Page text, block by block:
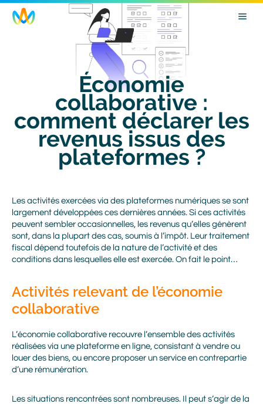
Skip
Image
Économie
collaborative :
comment déclarer les
revenus issus des
plateformes ?
Body
Les activités exercées via des plateformes numériques se sont
largement développées ces dernières années. Si ces activités
peuvent sembler occasionnelles, les revenus qu’elles génèrent
sont, dans la plupart des cas, soumis à l’impôt. Leur traitement
fiscal dépend toutefois de la nature de l’activité et des
conditions dans lesquelles elle est exercée. On fait le point…
Activités relevant de l’économie
collaborative
L’économie collaborative recouvre l’ensemble des activités
réalisées via une plateforme en ligne, consistant à vendre ou
louer des biens, ou encore proposer un service en contrepartie
d’une rémunération.
Les situations rencontrées sont nombreuses. Il peut s’agir de la